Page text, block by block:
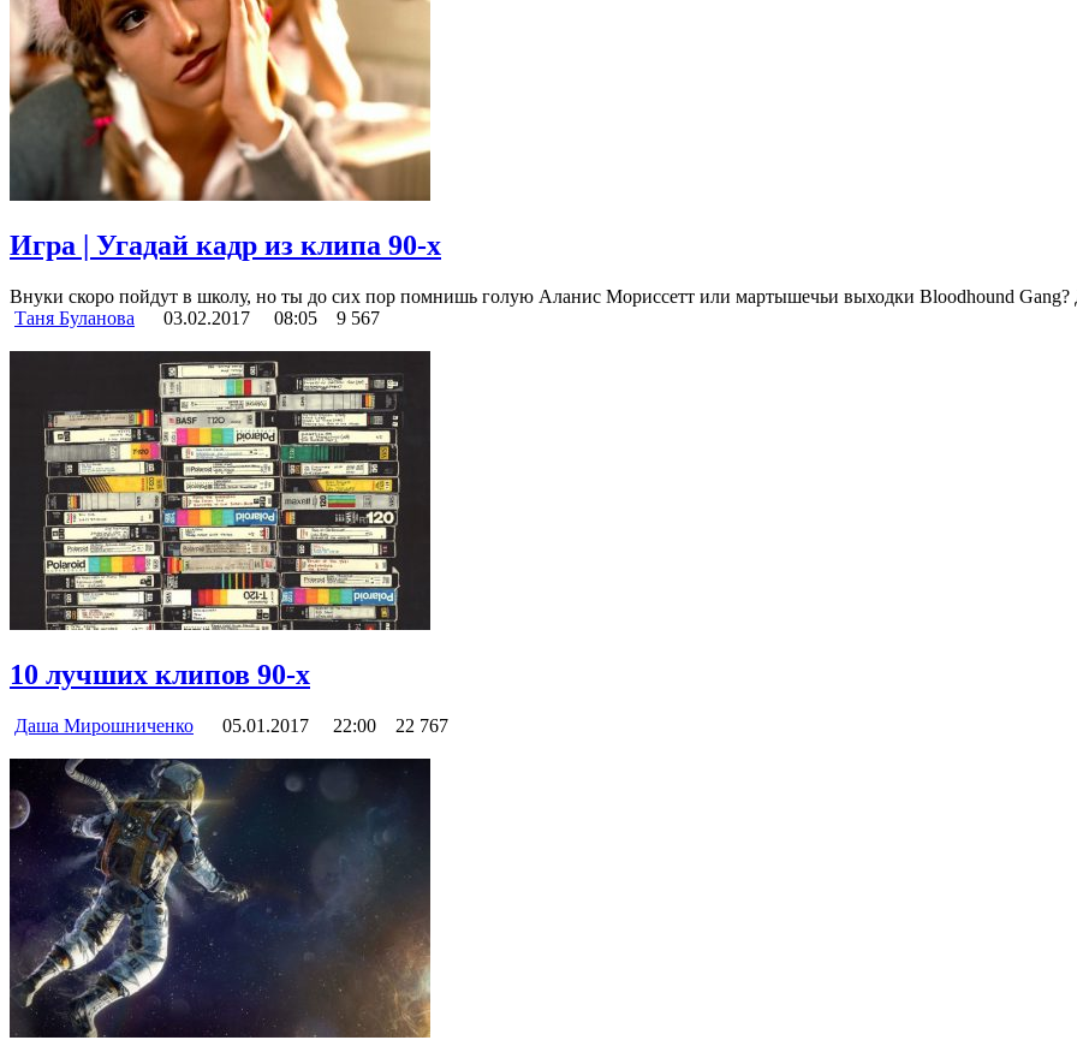
Игра | Угадай кадр из клипа 90-х
Внуки скоро пойдут в школу, но ты до сих пор помнишь голую Аланис Мориссетт или мартышечьи выходки Bloodhound Gang?
Таня Буланова
03.02.2017 08:05 9 567
10 лучших клипов 90-х
Даша Мирошниченко 05.01.2017 22:00 22 767